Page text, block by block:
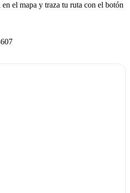
el mapa y traza tu ruta con el botón